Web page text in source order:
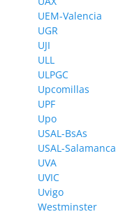
UEM-Valencia
UGR
UJI
ULL
ULPGC
Upcomillas
UPF
Upo
USAL-BsAs
USAL-Salamanca
UVA
UVIC
Uvigo
Westminster